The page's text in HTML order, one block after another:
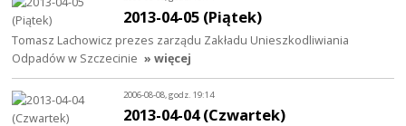
2013-04-05 (Piątek)
Tomasz Lachowicz prezes zarządu Zakładu Unieszkodliwiania
Odpadów w Szczecinie » więcej
2006-08-08, godz. 19:14
2013-04-04 (Czwartek)